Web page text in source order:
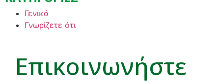
Γενικά
Γνωρίζετε ότι
Επικοινωνήστε